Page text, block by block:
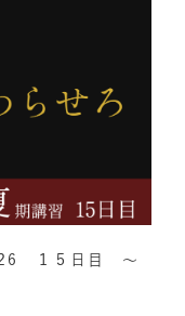
１５日目 ～